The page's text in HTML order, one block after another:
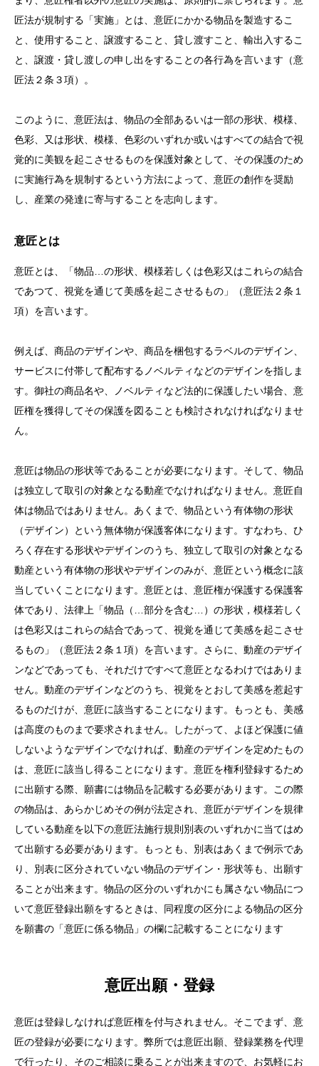
匠法が規制する「実施」とは、意匠にかかる物品を製造するこ
と、使用すること、譲渡すること、貸し渡すこと、輸出入するこ
と、譲渡・貸し渡しの申し出をすることの各行為を言います（意
匠法２条３項）。
このように、意匠法は、物品の全部あるいは一部の形状、模様、
色彩、又は形状、模様、色彩のいずれか或いはすべての結合で視
覚的に美観を起こさせるものを保護対象として、その保護のため
に実施行為を規制するという方法によって、意匠の創作を奨励
し、産業の発達に寄与することを志向します。
意匠とは
意匠とは、「物品…の形状、模様若しくは色彩又はこれらの結合
であつて、視覚を通じて美感を起こさせるもの」（意匠法２条１
項）を言います。
例えば、商品のデザインや、商品を梱包するラベルのデザイン
サービスに付帯して配布するノベルティなどのデザインを指しま
す。御社の商品名や、ノベルティなど法的に保護したい場合、意
匠権を獲得してその保護を図ることも検討されなければなりませ
ん。
意匠は物品の形状等であることが必要になります。そして、物品
は独立して取引の対象となる動産でなければなりません。意匠自
体は物品ではありません。あくまで、物品という有体物の形状
（デザイン）という無体物が保護客体になります。すなわち、ひ
ろく存在する形状やデザインのうち、独立して取引の対象となる
動産という有体物の形状やデザインのみが、意匠という概念に該
当していくことになります。意匠とは、意匠権が保護する保護客
体であり、法律上「物品（…部分を含む…）の形状，模様若しく
は色彩又はこれらの結合であって、視覚を通じて美感を起こさせ
るもの」（意匠法２条１項）を言います。さらに、動産のデザイ
ンなどであっても、それだけですべて意匠となるわけではありま
せん。動産のデザインなどのうち、視覚をとおして美感を惹起す
るものだけが、意匠に該当することになります。もっとも、美感
は高度のものまで要求されません。したがって、よほど保護に値
しないようなデザインでなければ、動産のデザインを定めたもの
は、意匠に該当し得ることになります。意匠を権利登録するため
に出願する際、願書には物品を記載する必要があります。この際
の物品は、あらかじめその例が法定され、意匠がデザインを規律
している動産を以下の意匠法施行規則別表のいずれかに当てはめ
て出願する必要があります。もっとも、別表はあくまで例示であ
り、別表に区分されていない物品のデザイン ・形状等も、出願す
ることが出来ます。物品の区分のいずれかにも属さない物品につ
いて意匠登録出願をするときは、同程度の区分による物品の区分
を願書の「意匠に係る物品」の欄に記載することになります
意匠出願・登録
意匠は登録しなければ意匠権を付与されません。そこでまず、意
匠の登録が必要になります。弊所では意匠出願、登録業務を代理
で行ったり、そのご相談に乗ることが出来ますので、お気軽にお